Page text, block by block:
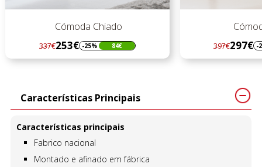
Cómoda Chiado
Regular
preço
337€253€
Preço -25% 84€
Cómoda
Regular
preço
397€297€
Preço -25%
Características Principais
Características principais
Fabrico nacional
Montado e afinado em fábrica